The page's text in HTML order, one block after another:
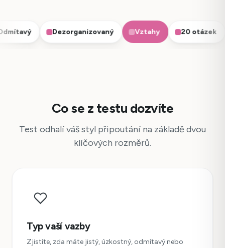
Dezorganizovaný Vztahy 20 otázek
Co se z testu dozvíte
Test odhalí váš styl připoutání na základě dvou
klíčových rozměrů.
Typ vaší vazby
Zjistíte, zda máte jistý, úzkostný, odmítavý nebo